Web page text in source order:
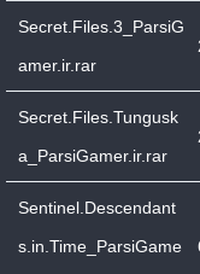
Secret.Files.3_ParsiG
amer.ir.rar
Secret.Files.Tungusk
a_ParsiGamer.ir.rar
Sentinel.Descendant
s.in.Time_ParsiGame